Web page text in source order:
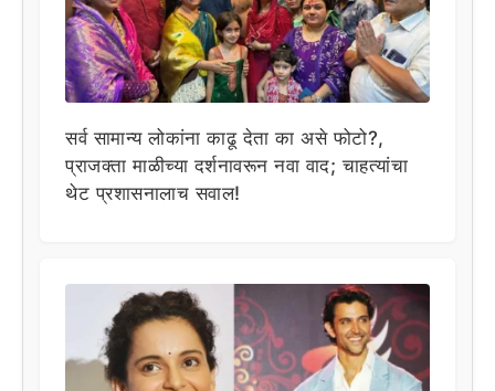
सर्व सामान्य लोकांना काढू देता का असे फोटो?,
प्राजक्ता माळीच्या दर्शनावरून नवा वाद; चाहत्यांचा
थेट प्रशासनालाच सवाल!